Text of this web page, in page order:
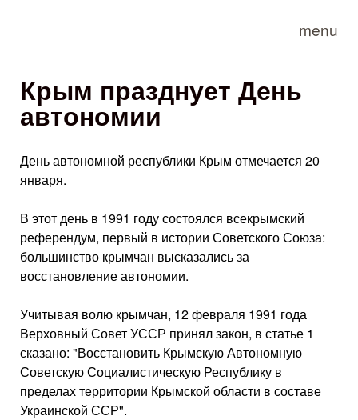
menu
Крым празднует День
автономии
День автономной республики Крым отмечается 20
января.
В этот день в 1991 году состоялся всекрымский
референдум, первый в истории Советского Союза:
большинство крымчан высказались за
восстановление автономии.
Учитывая волю крымчан, 12 февраля 1991 года
Верховный Совет УССР принял закон, в статье 1
сказано: "Восстановить Крымскую Автономную
Советскую Социалистическую Республику в
пределах территории Крымской области в составе
Украинской ССР".